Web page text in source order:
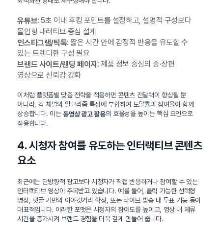
유튜브: 5초 이내 후킹 포인트를 설정하고, 설명적 구성보다
몰입형 내러티브 중심 설계
인스타그램/틱톡: 짧은 시간 안에 감정적 반응을 유도할 수
있는 트렌디한 구성 필요
브랜드 사이트/랜딩 페이지 : 제품 정보 중심의 중·장편
영상으로 신뢰감 강화
이처럼 플랫폼별 맞춤 전략을 적용하면 콘텐츠 전달력이 향상될 뿐
아니라, 각 채널의 알고리즘 특성에 부합하여 도달률과 참여율이 함께
상승합니다. 이는동영상 광고 활용의 효율성을 높이는 핵심 요인으로
작용합니다.
4. 시청자 참여를 유도하는 인터랙티브 콘텐츠
요소
최근에는 단방향적 광고보다 시청자가 직접 반응하거나 참여할 수 있는
인터랙티브 영상이 주목받고 있습니다. 예를 들어, 클릭 가능한 선택형
영상, 댓글 기반의 이야깃거리 확장, 또는 라이브 방송 내 투표 기능 등이
대표적입니다. 이러한 포맷은 시청자의 참여도를 높이고, 영상 내 체류
시간을 증가시켜 브랜드 경험을 더욱 깊게 만들어 줍니다.